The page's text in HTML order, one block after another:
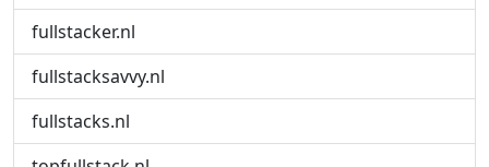
fullstacker.nl
fullstacksavvy.nl
fullstacks.nl